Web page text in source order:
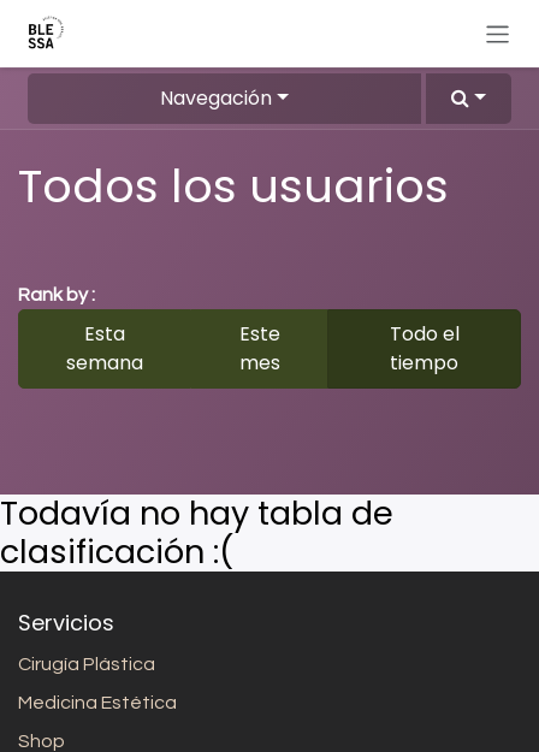
Ir al contenido
Navegación
Todos los usuarios
Rank by :
Esta
semana
Este
mes
Todo el
tiempo
Todavía no hay tabla de
clasificación :(
Servicios
Cirugía Plástica
Medicina Estética
Shop